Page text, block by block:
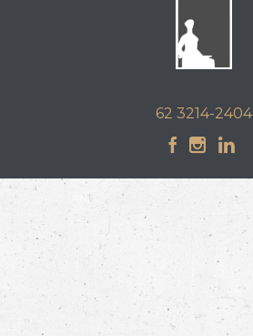
62 3214-2404

 